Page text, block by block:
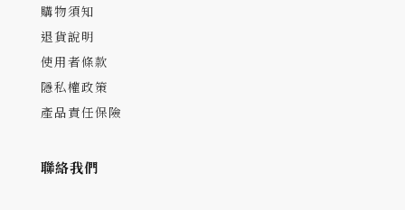
購物須知
退貨說明
使用者條款
隱私權政策
產品責任保險
聯絡我們